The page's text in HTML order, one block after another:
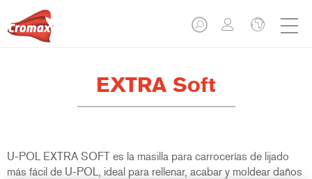
EXTRA Soft
U-POL EXTRA SOFT es la masilla para carrocerías de lijado
más fácil de U-POL, ideal para rellenar, acabar y moldear daños